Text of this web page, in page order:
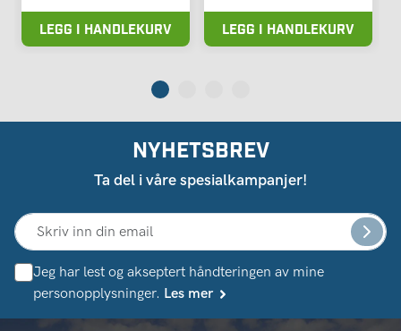
LEGG I HANDLEKURV LEGG I HANDLEKURV
NYHETSBREV
Ta del i våre spesialkampanjer!
Jeg har lest og akseptert håndteringen av mine
personopplysninger. Les mer